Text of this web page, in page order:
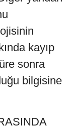
kayıp
sonra
bilgisine